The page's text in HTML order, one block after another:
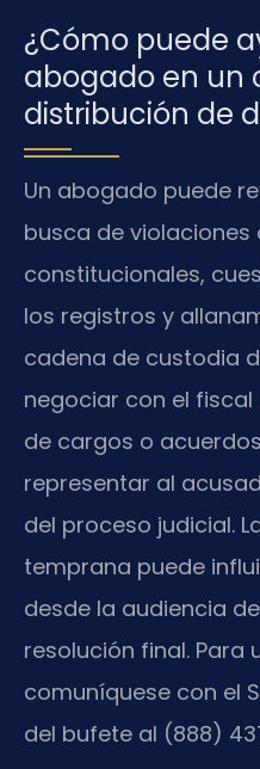
¿Cómo puede
abogado en un
distribución de
Un abogado puede
busca de violaciones
constitucionales,
los registros y
cadena de custodia
negociar con el
de cargos o
representar al
del proceso judicial.
temprana puede
desde la audiencia
resolución final. Para
comuníquese con el
del bufete al (888)